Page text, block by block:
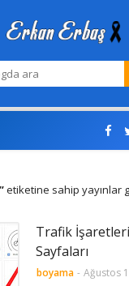
etiketine sahip yayınlar
Trafik
Sayfaları
boyama - Ağustos